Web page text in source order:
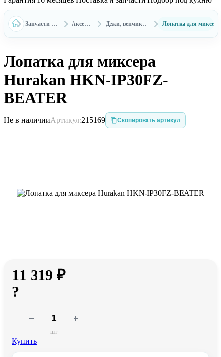
Запчасти и аксессуары Hurakan Аксессуары Hurakan Дежи, венчики и насадки для миксеров Hurakan Лопатка для
Лопатка для миксера
Hurakan HKN-IP30FZ-
BEATER
Не в наличииАртикул:215169 Скопировать артикул
11 319 ₽
?
шт
Купить